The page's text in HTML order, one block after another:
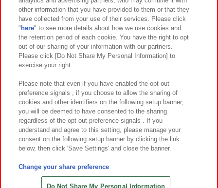
関連会社 サステナビリティ サイトポリシー
プライバシーポリシー ウェブアクセシビリティ方針と検証結果
お取引先さまとともに
カスタマーハラスメント対応方針 よくあるご質問・お問い合わせ
©Bandai Namco Amusement Inc.
©Bandai Namco Amusement Lab Inc.
©HANAYASHIKI Co., Ltd. All Rights Reserved.
other information that you have provided to them or that they
have collected from your use of their services. Please click
" here" to see more details about how we use cookies and
the retention period of each cookie. You have the right to opt
out of our sharing of your information with our partners.
Please click [Do Not Share My Personal Information] to
exercise your right.
Please note that even if you have enabled the opt-out
preference signals , if you choose to allow the sharing of
cookies and other identifiers on the following setup banner,
you will be deemed to have consented to the sharing
regardless of the opt-out preference signals . If you
understand and agree to this setting, please manage your
consent on the following setup banner by clicking the link
below, then click 'Save Settings' and close the banner.
Change your share preference
Do Not Share My Personal Information